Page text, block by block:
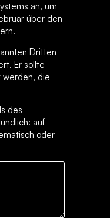
an, um
über den
Dritten
Er sollte
werden, die
des
auf
oder